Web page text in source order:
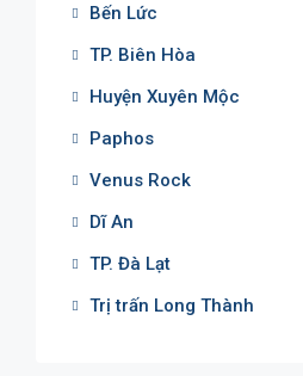
Bến Lức
TP. Biên Hòa
Huyện Xuyên Mộc
Paphos
Venus Rock
Dĩ An
TP. Đà Lạt
Trị trấn Long Thành